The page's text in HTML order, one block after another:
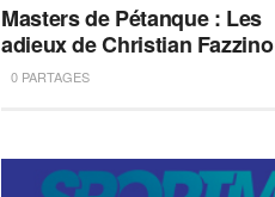
Masters de Pétanque : Les
adieux de Christian Fazzino
0 PARTAGES